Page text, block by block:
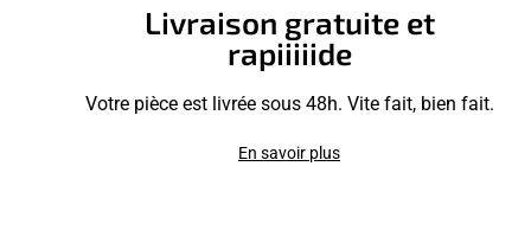
Livraison gratuite et
rapiiiiide
Votre pièce est livrée sous 48h. Vite fait, bien fait.
En savoir plus